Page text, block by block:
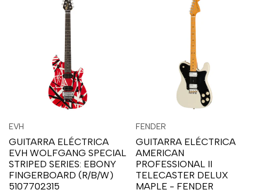
sesión
para
usar
la
lista
para
usar
Compare
Proveedor:
EVH
GUITARRA ELÉCTRICA
EVH WOLFGANG SPECIAL
STRIPED SERIES: EBONY
FINGERBOARD (R/B/W)
5107702315
sesión
para
usar
la
lista
sesión
para
usar
Compare
Vista
Proveedor:
FENDER
GUITARRA ELÉCTRICA
AMERICAN
PROFESSIONAL II
TELECASTER DELUX
MAPLE - FENDER